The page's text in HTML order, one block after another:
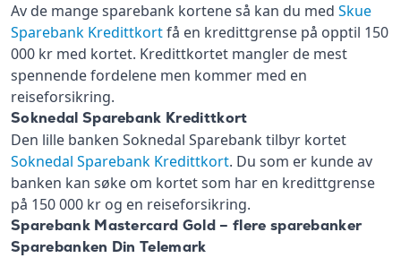
Av de mange sparebank kortene så kan du med Skue
Sparebank Kredittkortfå en kredittgrense på opptil 150
000 kr med kortet. Kredittkortet mangler de mest
spennende fordelene men kommer med en
reiseforsikring.
Soknedal Sparebank Kredittkort
Den lille banken Soknedal Sparebank tilbyr kortet
Soknedal Sparebank Kredittkort. Du som er kunde av
banken kan søke om kortet som har en kredittgrense
på 150 000 kr og en reiseforsikring.
Sparebank Mastercard Gold – flere sparebanker
Sparebanken Din Telemark